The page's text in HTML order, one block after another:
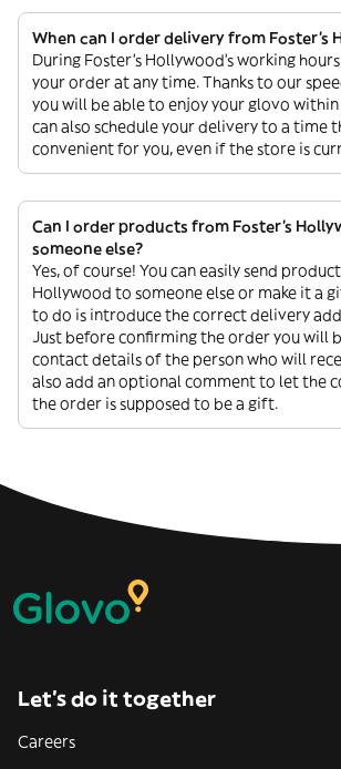
When can I order delivery from Foster's
During Foster's Hollywood’s working
your order at any time. Thanks to our
you will be able to enjoy your glovo within
can also schedule your delivery to a time
convenient for you, even if the store is
Can I order products from Foster's
someone else?
Yes, of course! You can easily send
Hollywood to someone else or make it a
to do is introduce the correct delivery
Just before confirming the order you will
contact details of the person who will
also add an optional comment to let the
the order is supposed to be a gift.
Let’s do it together
Careers